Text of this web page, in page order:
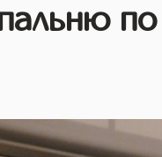
по